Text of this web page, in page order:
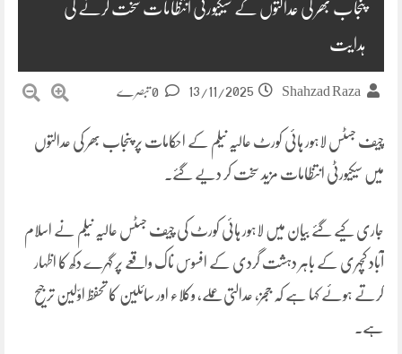
پنجاب بھر کی عدالتوں کے سیکیورٹی انتظامات سخت کرنے کی
ہدایت
Shahzad Raza
13/11/2025
چیف جسٹس لاہور ہائی کورٹ عالیہ نیلم کے احکامات پر پنجاب بھر کی عدالتوں
میں سیکیورٹی انتظامات مزید سخت کر دیے گئے۔
جاری کیے گئے بیان میں لاہور ہائی کورٹ کی چیف جسٹس عالیہ نیلم نے اسلام
آباد کچہری کے باہر دہشت گردی کے افسوس ناک واقعے پر گہرے دکھ کا اظہار
کرتے ہوئے کہا ہے کہ ججز، عدالتی عملے، وکلاء اور سائلین کا تحفظ اوّلین ترجیح
ہے۔